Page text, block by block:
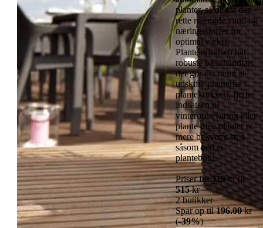
planter, så de får den
rette mængde vand og
næringsstoffer for
optimal vækst.
Planteindsatsen har
robuste bærehåndtag,
der gør det nemt at
udskifte planterne i
plantekrukken, fjerne
indsatsen til
vinteropbevaring eller
plante dine planter et
mere bekvemt sted
såsom ved et
plantebord.
Priser fra 319 kr til
515kr
2 butikker
Spar op til196.00kr
(-39%)